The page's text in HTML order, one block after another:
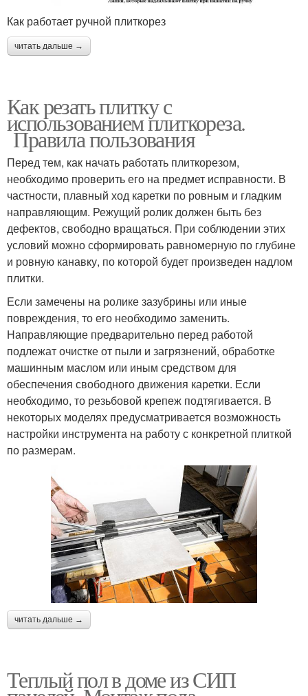
Как работает ручной плиткорез
читать дальше →
Как резать плитку с
использованием плиткореза.
Правила пользования
Перед тем, как начать работать плиткорезом,
необходимо проверить его на предмет исправности. В
частности, плавный ход каретки по ровным и гладким
направляющим. Режущий ролик должен быть без
дефектов, свободно вращаться. При соблюдении этих
условий можно сформировать равномерную по глубине
и ровную канавку, по которой будет произведен надлом
плитки.
Если замечены на ролике зазубрины или иные
повреждения, то его необходимо заменить.
Направляющие предварительно перед работой
подлежат очистке от пыли и загрязнений, обработке
машинным маслом или иным средством для
обеспечения свободного движения каретки. Если
необходимо, то резьбовой крепеж подтягивается. В
некоторых моделях предусматривается возможность
настройки инструмента на работу с конкретной плиткой
по размерам.
читать дальше →
Теплый пол в доме из СИП